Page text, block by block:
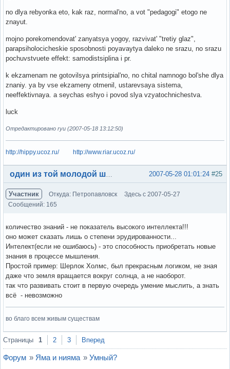
no dlya rebyonka eto, kak raz, normal'no, a vot "pedagogi" etogo ne
znayut.
mojno porekomendovat' zanyatsya yogoy, razvivat' "tretiy glaz",
parapsiholocicheskie sposobnosti poyavaytya daleko ne srazu, no srazu
pochuvstvuete effekt: samodistsiplina i pr.
k ekzamenam ne gotovilsya printsipial'no, no chital namnogo bol'she dlya
znaniy. ya by vse ekzameny otmenil, ustarevsaya sistema,
neeffektivnaya. a seychas eshyo i povod slya vzyatochnichestva.
luck
Отредактировано ryu (2007-05-18 13:12:50)
http://hippy.ucoz.ru/ http://www.riar.ucoz.ru/
Вне форума #25
2007-05-28 01:01:24
один из той молодой шпаны
Участник Откуда: Петропавловск
Здесь с 2007-05-27
Сообщений: 165
количество знаний - не показатель высокого интеллекта!!!
оно может сказать лишь о степени эрудированности...
Интелект(если не ошибаюсь) - это способность приобретать новые
знания в процессе мышления.
Простой пример: Шерлок Холмс, был прекрасным логиком, не зная
даже что земля вращается вокруг солнца, а не наоборот.
так что развивать стоит в первую очередь умение мыслить, а знать
всё - невозможно
во благо всем живым существам
Вне форума
Страницы 1 2 3 Вперед
Форум » Яма и нияма » Умный?